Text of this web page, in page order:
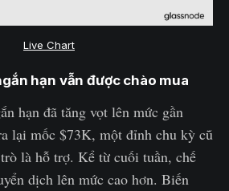
Live Chart
hạn vẫn được chào mua
hạn đã tăng vọt lên mức gần
lại mốc $73K, một đỉnh chu kỳ cũ
là hỗ trợ. Kể từ cuối tuần, chế
dịch lên mức cao hơn. Biến